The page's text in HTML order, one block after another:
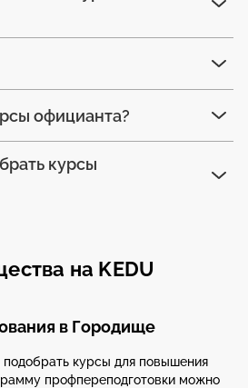
официанта?
курсы
на KEDU
в Городище
курсы для повышения
профпереподготовки можно